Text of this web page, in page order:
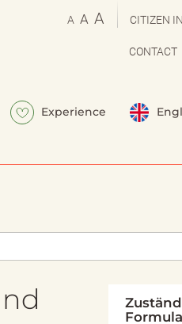
A A A CITIZEN
CONTACT
Experience